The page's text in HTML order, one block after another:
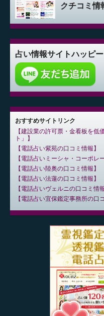
クチコミ情
占い情報サイトハッピ
おすすめサイトリンク
建設業の許可票・金看板を低
ト」
電話占い紫苑の口コミ情報
電話占いミーシャ・コーポレ
電話占い陸奥の口コミ情報
電話占い法蓮の口コミ情報
電話占いヴェルニの口コミ情
電話占い宜保鑑定事務所の口